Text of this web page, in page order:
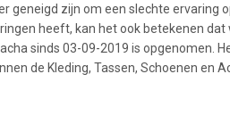
geneigd zijn om een slechte ervaring
heeft, kan het ook betekenen dat
sinds 03-09-2019 is opgenomen.
de Kleding, Tassen, Schoenen en